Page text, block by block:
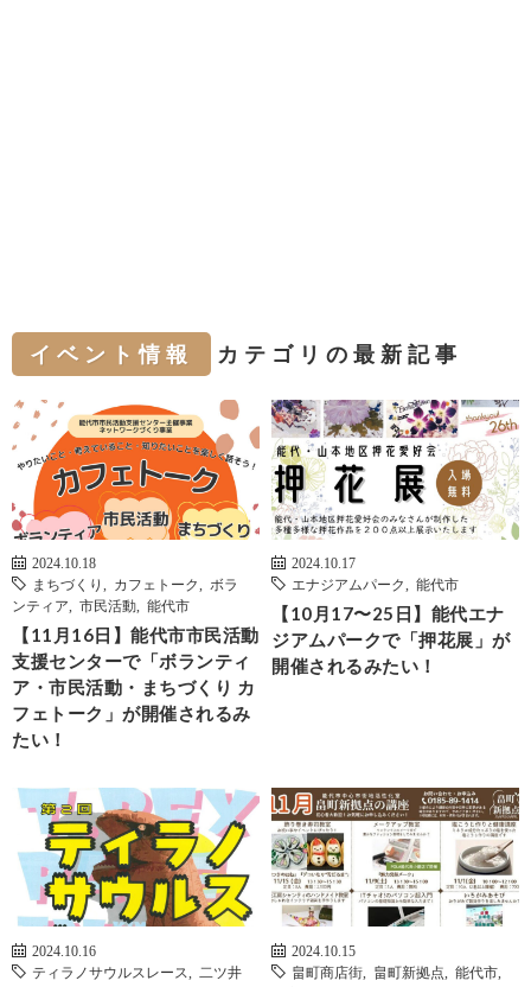
イベント情報 カテゴリの最新記事
2024.10.18
まちづくり
カフェトーク
ボラ
ンティア
市民活動 能代市
【11月16日】能代市市民活動
支援センターで「ボランティ
ア・市民活動・まちづくり カ
フェトーク」が開催されるみ
たい！
2024.10.17
エナジアムパーク
能代市
【10月17〜25日】能代エナ
ジアムパークで「押花展」が
開催されるみたい！
2024.10.16
ティラノサウルスレース
二ツ井
2024.10.15
畠町商店街
畠町新拠点 能代市